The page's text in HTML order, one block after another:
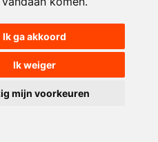
Ik ga akkoord
Ik weiger
mijn voorkeuren